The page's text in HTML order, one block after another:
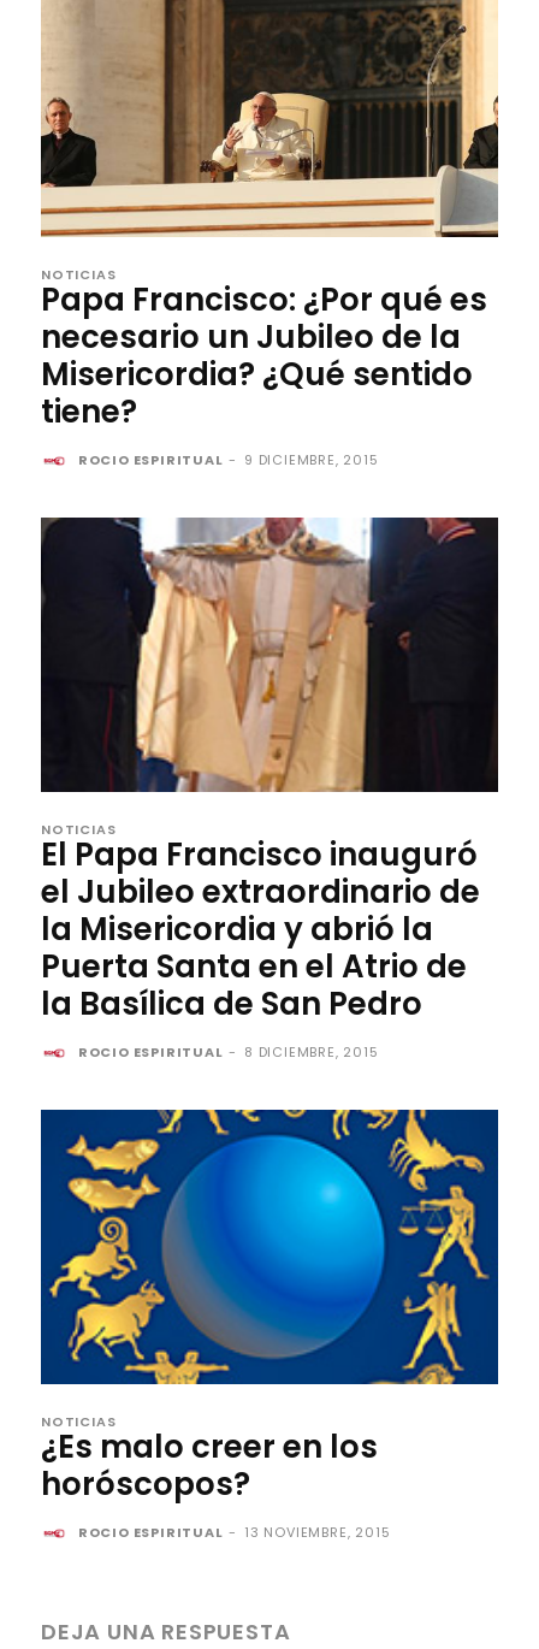
NOTICIAS
Papa Francisco: ¿Por qué es
necesario un Jubileo de la
Misericordia? ¿Qué sentido
tiene?
ROCIO ESPIRITUAL - 9 DICIEMBRE, 2015
NOTICIAS
El Papa Francisco inauguró
el Jubileo extraordinario de
la Misericordia y abrió la
Puerta Santa en el Atrio de
la Basílica de San Pedro
ROCIO ESPIRITUAL - 8 DICIEMBRE, 2015
NOTICIAS
¿Es malo creer en los
horóscopos?
ROCIO ESPIRITUAL - 13 NOVIEMBRE, 2015
DEJA UNA RESPUESTA